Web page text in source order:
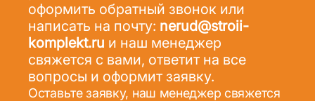
оформить обратный звонок или
написать на почту: nerud@stroii-
komplekt.ru и наш менеджер
свяжется с вами, ответит на все
вопросы и оформит заявку.
Оставьте заявку, наш менеджер свяжется